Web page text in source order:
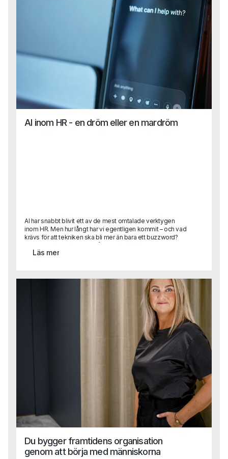
AI inom HR - en dröm eller en mardröm
AI har snabbt blivit ett av de mest omtalade verktygen
inom HR. Men hur långt har vi egentligen kommit – och vad
krävs för att tekniken ska bli mer än bara ett buzzword?
internationella organisationer, har lett globala strategier,
AI kan frigöra tid, förbättra beslutsstöd och skapa
mervärde inom HR, men också vilka kulturella, tekniska
och organisatoriska hinder som ofta bromsar
utvecklingen.Vad gör man när AI-lösningen inte passar in i
verkligheten?Hur säkrar man tillit, kvalitet och tydliga mål i
Läs mer
Du bygger framtidens organisation
genom att börja med människorna